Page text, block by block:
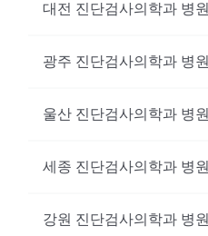
대전 진단검사의학과 병원
광주 진단검사의학과 병원
울산 진단검사의학과 병원
세종 진단검사의학과 병원
강원 진단검사의학과 병원